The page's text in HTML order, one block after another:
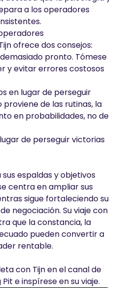
a los operadores
ofrece dos consejos:
pronto. Tómese
y evitar errores costosos
en lugar de perseguir
proviene de las rutinas, la
en probabilidades, no de
de perseguir victorias
espaldas y objetivos
centra en ampliar sus
sigue fortaleciendo su
negociación. Su viaje con
que la constancia, la
pueden convertir a
rentable.
con Tijn en el canal de
e inspírese en su viaje.